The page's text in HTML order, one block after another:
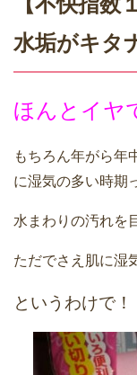
水垢がキタ
ほんとイヤ
もちろん年がら年
に湿気の多い時期
水まわりの汚れを
ただでさえ肌に湿
というわけで！